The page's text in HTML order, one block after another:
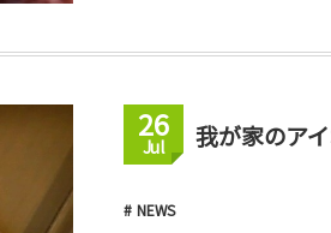
26
Jul 我が家のア
NEWS